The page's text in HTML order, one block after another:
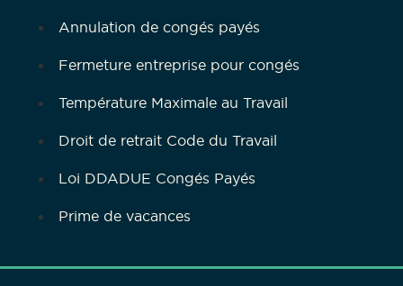
Annulation de congés payés
Fermeture entreprise pour congés
Température Maximale au Travail
Droit de retrait Code du Travail
Loi DDADUE Congés Payés
Prime de vacances